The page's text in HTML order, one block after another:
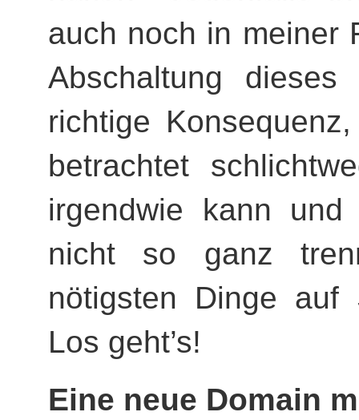
auch noch in meiner
Abschaltung
richtige
betrachtet
irgendwie kann
nicht so ganz
nötigsten Dinge auf
Los geht’s!
Eine neue Domain